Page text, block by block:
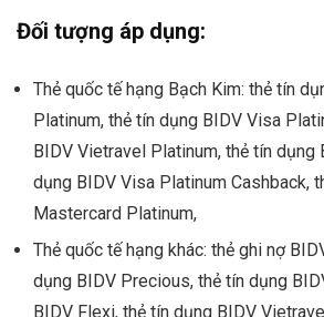
Đối tượng áp dụng:
Thẻ quốc tế hạng Bạch Kim: thẻ tín
Platinum, thẻ tín dụng BIDV Visa
BIDV Vietravel Platinum, thẻ tín dụng
dụng BIDV Visa Platinum Cashback,
Mastercard Platinum,
Thẻ quốc tế hạng khác: thẻ ghi nợ
dụng BIDV Precious, thẻ tín dụng
BIDV Flexi, thẻ tín dụng BIDV